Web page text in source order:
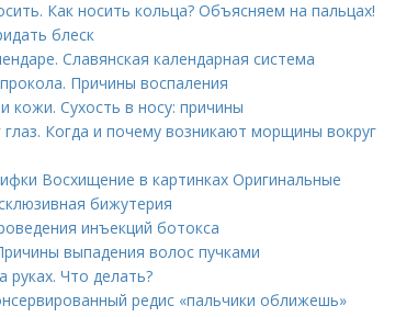
Как носить кольца? Объясняем на пальцах!
блеск
Славянская календарная система
Причины воспаления
кожи. Сухость в носу: причины
Когда и почему возникают морщины вокруг
Восхищение в картинках Оригинальные
бижутерия
инъекций ботокса
выпадения волос пучками
Что делать?
редис «пальчики оближешь»